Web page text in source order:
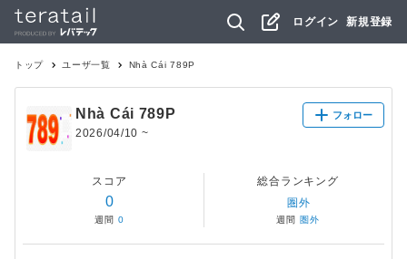
ログイン 新規登録
トップ ユーザ一覧 Nhà Cái 789P
Nhà Cái 789P
2026/04/10 ~
フォロー
スコア
0
週間 0
総合ランキング
圏外
週間 圏外